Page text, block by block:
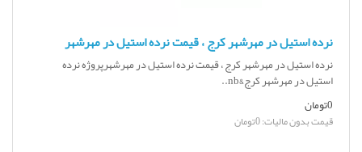
نرده استیل در مهرشهر کرج ، قیمت نرده استیل در مهرشهر
نرده استیل در مهرشهر کرج ، قیمت نرده استیل در مهرشهرپروژه نرده
استیل در مهرشهر کرج&nb..
0تومان
قیمت بدون مالیات: 0تومان